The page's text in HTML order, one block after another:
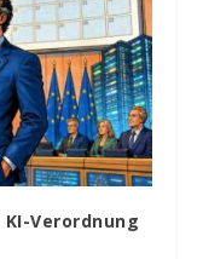
Verordnung